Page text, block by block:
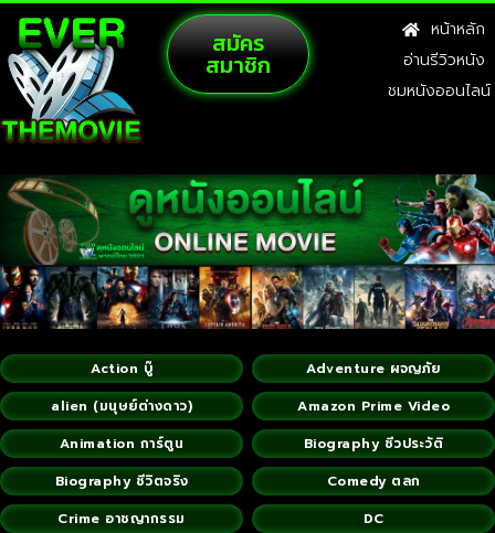
สมัคร
สมาชิก
หน้าหลัก
อ่านรีวิวหนัง
ชมหนังออนไลน์
Action บู๊
Adventure ผจญภัย
alien (มนุษย์ต่างดาว)
Amazon Prime Video
Animation การ์ตูน
Biography ชีวประวัติ
Biography ชีวิตจริง
Comedy ตลก
Crime อาชญากรรม
DC